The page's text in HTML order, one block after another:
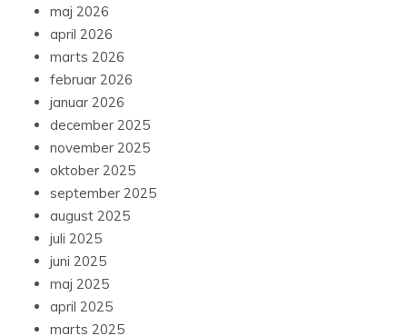
maj 2026
april 2026
marts 2026
februar 2026
januar 2026
december 2025
november 2025
oktober 2025
september 2025
august 2025
juli 2025
juni 2025
maj 2025
april 2025
marts 2025